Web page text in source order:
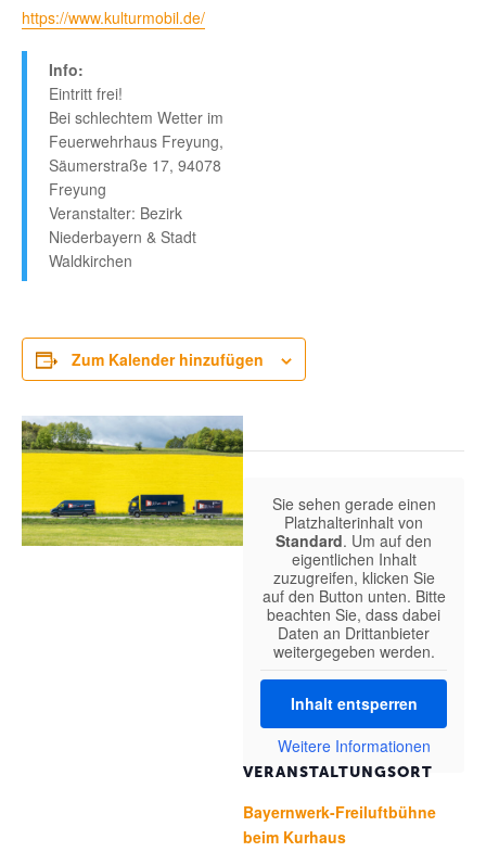
https://www.kulturmobil.de/
Info:
Eintritt frei!
Bei schlechtem Wetter im
Feuerwehrhaus Freyung,
Säumerstraße 17, 94078
Freyung
Veranstalter: Bezirk
Niederbayern & Stadt
Waldkirchen
Zum Kalender hinzufügen
VERANSTALTUNGSORT
Bayernwerk-Freiluftbühne
beim Kurhaus
Sie sehen gerade einen
Platzhalterinhalt von
Standard. Um auf den
eigentlichen Inhalt
zuzugreifen, klicken Sie
auf den Button unten. Bitte
beachten Sie, dass dabei
Daten an Drittanbieter
weitergegeben werden.
Inhalt entsperren
Weitere Informationen